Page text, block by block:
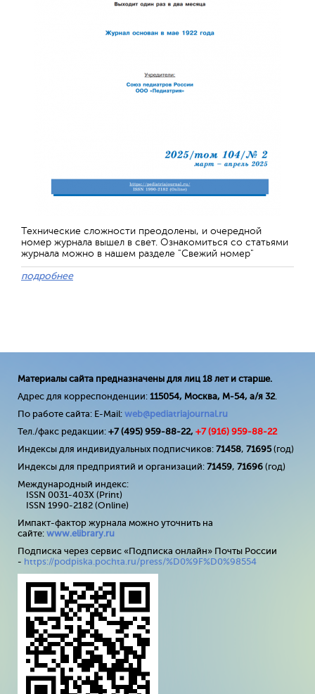
Технические сложности преодолены, и очередной
номер журнала вышел в свет. Ознакомиться со статьями
журнала можно в нашем разделе "Свежий номер"
подробнее
Материалы сайта предназначены для лиц 18 лет и старше.
Адрес для корреспонденции: 115054, Москва, М-54, а/я 32.
По работе сайта: E-Mail: web@pediatriajournal.ru
Тел./факс редакции: +7 (495) 959-88-22, +7 (916) 959-88-22
Индексы для индивидуальных подписчиков: 71458, 71695(год)
Индексы для предприятий и организаций: 71459, 71696 (год)
Международный индекс:
ISSN 0031-403X (Print)
ISSN 1990-2182 (Online)
Импакт-фактор журнала можно уточнить на
сайте: www.elibrary.ru
Подписка через сервис «Подписка онлайн» Почты России
- https://podpiska.pochta.ru/press/%D0%9F%D0%98554